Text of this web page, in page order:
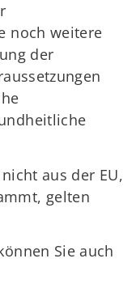
noch weitere
der
aus der EU,
gelten
Sie auch